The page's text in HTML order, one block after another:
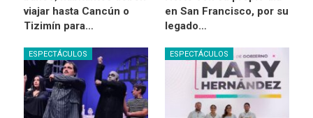
viajar hasta Cancún o
Tizimín para…
en San Francisco, por su
legado…
ESPECTÁCULOS ESPECTÁCULOS